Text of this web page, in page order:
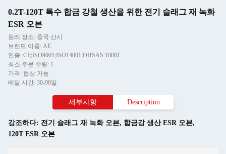
0.2T-120T 특수 합금 강철 생산을 위한 전기 슬래그 재 녹화
ESR 오븐
원래 장소: 중국 산시
브랜드 이름: AE
인증: CE;ISO9001;ISO14001;OHSAS 18001
최소 주문 수량: 1
가격: 협상 가능
배달 시간: 30-90일
세부사항 Description
강조하다: 전기 슬래그 재 녹화 오븐, 합금강 생산 ESR 오븐,
120T ESR 오븐